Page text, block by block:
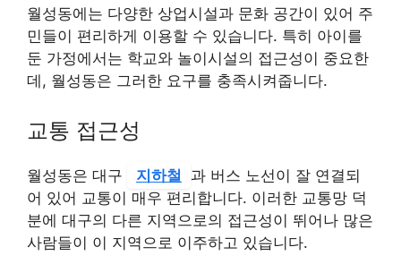
월성동에는 다양한 상업시설과 문화 공간이 있어 주
민들이 편리하게 이용할 수 있습니다. 특히 아이를
둔 가정에서는 학교와 놀이시설의 접근성이 중요한
데, 월성동은 그러한 요구를 충족시켜줍니다.
교통 접근성
월성동은 대구 지하철
과 버스 노선이 잘 연결되
어 있어 교통이 매우 편리합니다. 이러한 교통망 덕
분에 대구의 다른 지역으로의 접근성이 뛰어나 많은
사람들이 이 지역으로 이주하고 있습니다.